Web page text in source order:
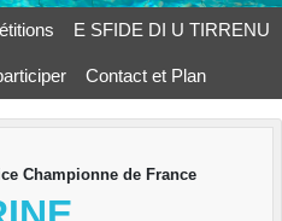
E SFIDE DI U TIRRENU
Contact et Plan
Championne de France